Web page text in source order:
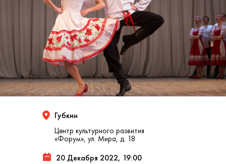
Губкин
Центр культурного развития
«Форум», ул. Мира, д. 18
20 Декабря 2022, 19:00